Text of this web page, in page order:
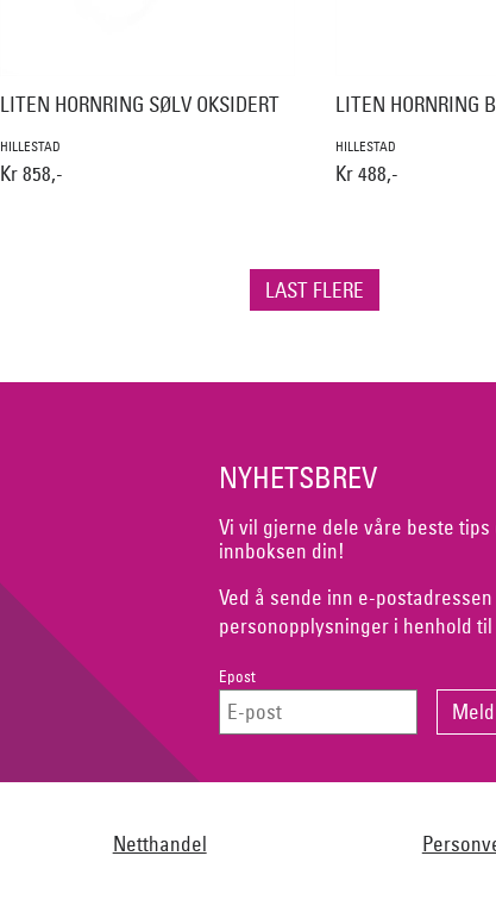
LITEN HORNRING SØLV OKSIDERT
HILLESTAD
Kr 858,-
LITEN HORNRING
HILLESTAD
Kr 488,-
LAST FLERE
NYHETSBREV
Vi vil gjerne dele våre beste
innboksen din!
Ved å sende inn e-
personopplysninger i henhold
Epost
Netthandel